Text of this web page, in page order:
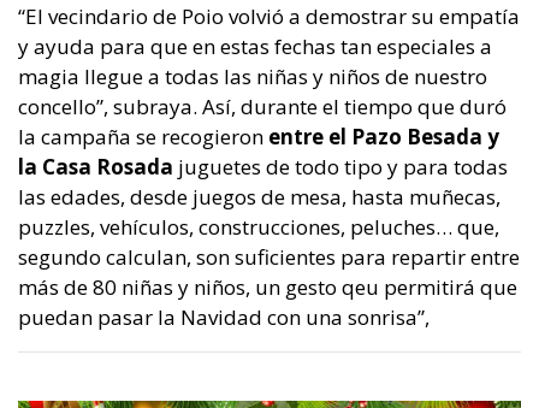
“El vecindario de Poio volvió a demostrar su empatía
y ayuda para que en estas fechas tan especiales a
magia llegue a todas las niñas y niños de nuestro
concello”, subraya. Así, durante el tiempo que duró
la campaña se recogieron entre el Pazo Besada y
la Casa Rosada juguetes de todo tipo y para todas
las edades, desde juegos de mesa, hasta muñecas,
puzzles, vehículos, construcciones, peluches… que,
segundo calculan, son suficientes para repartir entre
más de 80 niñas y niños, un gesto qeu permitirá que
puedan pasar la Navidad con una sonrisa”,